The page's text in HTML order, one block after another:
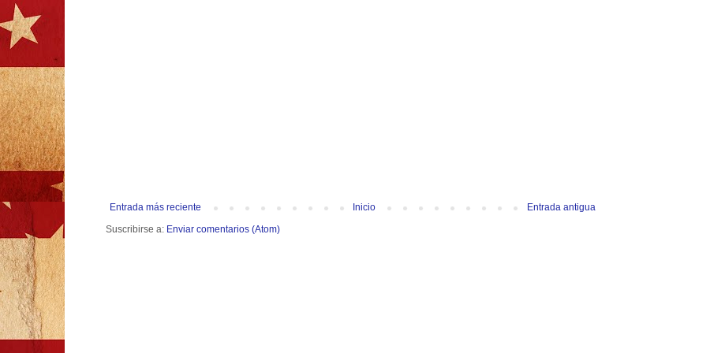
Entrada más reciente Entrada antigua
Inicio
Suscribirse a: Enviar comentarios (Atom)